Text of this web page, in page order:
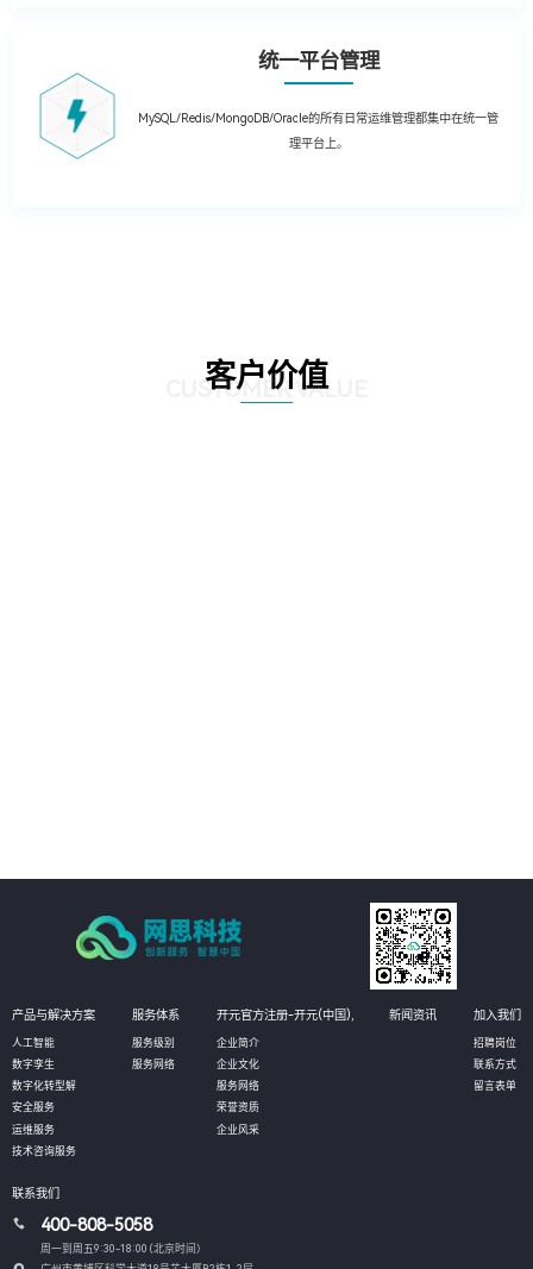
统一平台管理
MySQL/Redis/MongoDB/Oracle的所有日常运维管理都集中在统一管
理平台上。
客户价值
CUSTOMER VALUE
产品与解决方案
人工智能
数字孪生
数字化转型解
安全服务
运维服务
技术咨询服务
服务体系
服务级别
服务网络
开元官方注册-开元(中国),
企业简介
企业文化
服务网络
荣誉资质
企业风采
新闻资讯 加入我们
招聘岗位
联系方式
留言表单
联系我们
400-808-5058
周一到周五9:30-18:00 (北京时间）